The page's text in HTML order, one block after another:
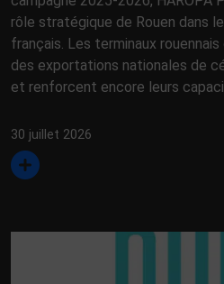
rôle stratégique de Rouen dans
français. Les terminaux
des exportations nationales de
et renforcent encore leurs
30 juillet 2026